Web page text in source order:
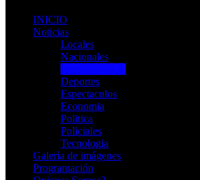
INICIO
Noticias
Locales
Nacionales
Deportes
Espectaculos
Economia
Politica
Policiales
Tecnologia
Galería de imágenes
Programación